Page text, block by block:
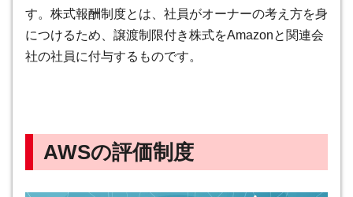
す。株式報酬制度とは、社員がオーナーの考え方を身
につけるため、譲渡制限付き株式をAmazonと関連会
社の社員に付与するものです。
AWSの評価制度